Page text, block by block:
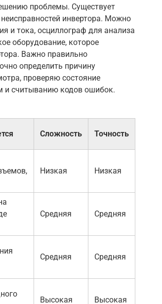
проблемы. Существует
инвертора. Можно
и тока, осциллограф для анализа
оборудование, которое
Важно правильно
определить причину
проверяю состояние
и считыванию кодов ошибок.
Сложность Точность
Низкая Низкая
Средняя Средняя
Средняя Средняя
Высокая Высокая